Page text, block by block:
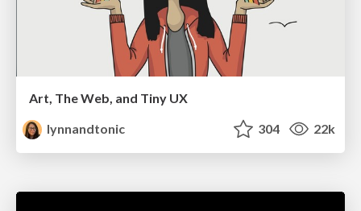
Art, The Web, and Tiny UX
lynnandtonic
304 22k